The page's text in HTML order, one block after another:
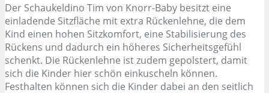
Der Schaukeldino Tim von Knorr-Baby besitzt eine
einladende Sitzfläche mit extra Rückenlehne, die dem
Kind einen hohen Sitzkomfort, eine Stabilisierung des
Rückens und dadurch ein höheres Sicherheitsgefühl
schenkt. Die Rückenlehne ist zudem gepolstert, damit
sich die Kinder hier schön einkuscheln können.
Festhalten können sich die Kinder dabei an den seitlich